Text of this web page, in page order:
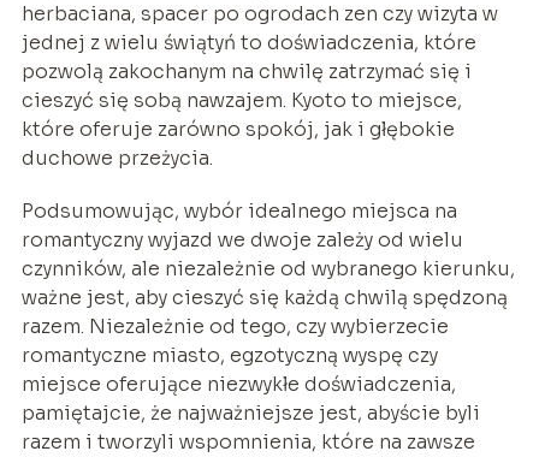
herbaciana, spacer po ogrodach zen czy wizyta w
jednej z wielu świątyń to doświadczenia, które
pozwolą zakochanym na chwilę zatrzymać się i
cieszyć się sobą nawzajem. Kyoto to miejsce,
które oferuje zarówno spokój, jak i głębokie
duchowe przeżycia.
Podsumowując, wybór idealnego miejsca na
romantyczny wyjazd we dwoje zależy od wielu
czynników, ale niezależnie od wybranego kierunku,
ważne jest, aby cieszyć się każdą chwilą spędzoną
razem. Niezależnie od tego, czy wybierzecie
romantyczne miasto, egzotyczną wyspę czy
miejsce oferujące niezwykłe doświadczenia,
pamiętajcie, że najważniejsze jest, abyście byli
razem i tworzyli wspomnienia, które na zawsze